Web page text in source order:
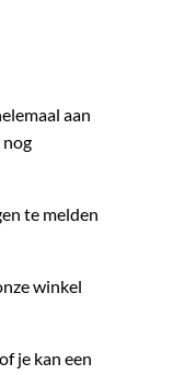
aan
te melden
winkel
je kan een